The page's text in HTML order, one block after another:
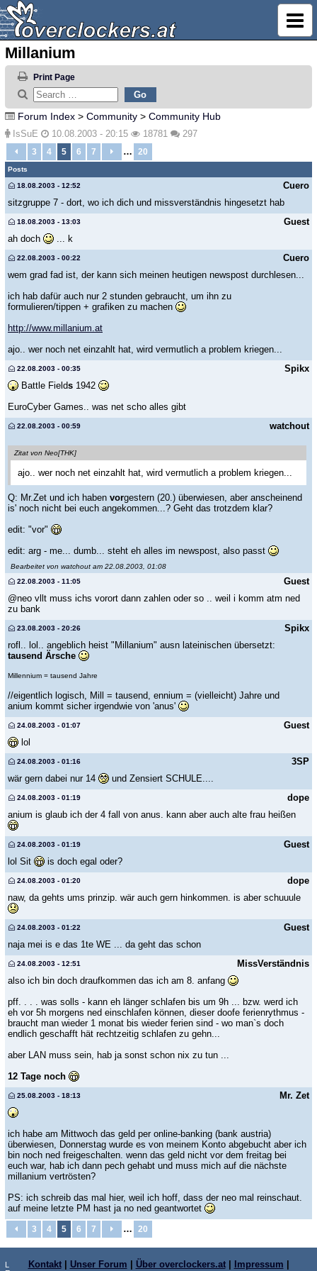
Millanium
Print Page
Forum Index > Community > Community Hub
IsSuE 10.08.2003 - 20:15 18781 297
3 4 5 6 7 … 20
Posts
Cuero
18.08.2003 - 12:52
sitzgruppe 7 - dort, wo ich dich und missverständnis hingesetzt hab
Guest
18.08.2003 - 13:03
ah doch
... k
Cuero
22.08.2003 - 00:22
wem grad fad ist, der kann sich meinen heutigen newspost durchlesen...
ich hab dafür auch nur 2 stunden gebraucht, um ihn zu
formulieren/tippen + grafiken zu machen
http://www.millanium.at
ajo.. wer noch net einzahlt hat, wird vermutlich a problem kriegen...
Spikx
22.08.2003 - 00:35
Battle Fields 1942
EuroCyber Games.. was net scho alles gibt
watchout
22.08.2003 - 00:59
Zitat von Neo[THK]
ajo.. wer noch net einzahlt hat, wird vermutlich a problem kriegen...
Q: Mr.Zet und ich haben vorgestern (20.) überwiesen, aber anscheinend
is' noch nicht bei euch angekommen...? Geht das trotzdem klar?
edit: "vor"
edit: arg - me... dumb... steht eh alles im newspost, also passt
Bearbeitet von watchout am 22.08.2003, 01:08
Guest
22.08.2003 - 11:05
@neo vllt muss ichs vorort dann zahlen oder so .. weil i komm atm ned
zu bank
Spikx
23.08.2003 - 20:26
rofl.. lol.. angeblich heist "Millanium" ausn lateinischen übersetzt:
tausend Ärsche
Millennium = tausend Jahre
//eigentlich logisch, Mill = tausend, ennium = (vielleicht) Jahre und
anium kommt sicher irgendwie von 'anus'
Guest
24.08.2003 - 01:07
lol
3SP
24.08.2003 - 01:16
wär gern dabei nur 14
und Zensiert SCHULE....
dope
24.08.2003 - 01:19
anium is glaub ich der 4 fall von anus. kann aber auch alte frau heißen
Guest
24.08.2003 - 01:19
lol Sit
is doch egal oder?
dope
24.08.2003 - 01:20
naw, da gehts ums prinzip. wär auch gern hinkommen. is aber schuuule
Guest
24.08.2003 - 01:22
naja mei is e das 1te WE ... da geht das schon
MissVerständnis
24.08.2003 - 12:51
also ich bin doch draufkommen das ich am 8. anfang
pff. . . . was solls - kann eh länger schlafen bis um 9h ... bzw. werd ich
eh vor 5h morgens ned einschlafen können, dieser doofe ferienrythmus -
braucht man wieder 1 monat bis wieder ferien sind - wo man`s doch
endlich geschafft hät rechtzeitig schlafen zu gehn...
aber LAN muss sein, hab ja sonst schon nix zu tun ...
12 Tage noch
Mr. Zet
25.08.2003 - 18:13
ich habe am Mittwoch das geld per online-banking (bank austria)
überwiesen, Donnerstag wurde es von meinem Konto abgebucht aber ich
bin noch ned freigeschalten. wenn das geld nicht vor dem freitag bei
euch war, hab ich dann pech gehabt und muss mich auf die nächste
millanium vertrösten?
PS: ich schreib das mal hier, weil ich hoff, dass der neo mal reinschaut.
auf meine letzte PM hast ja no ned geantwortet
3 4 5 6 7 … 20
L
Kontakt| Unser Forum Über overclockers.at| Impressum